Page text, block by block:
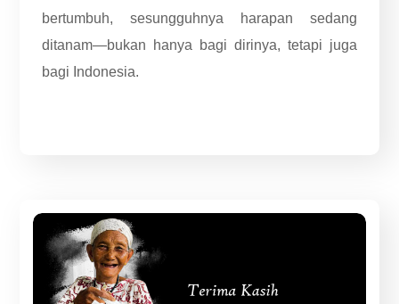
bertumbuh, sesungguhnya harapan sedang
ditanam—bukan hanya bagi dirinya, tetapi juga
bagi Indonesia.